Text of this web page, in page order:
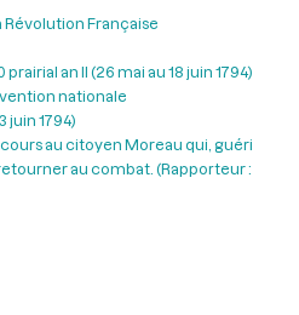
Française
prairial an II (26 mai au 18 juin 1794)
nationale
juin 1794)
au citoyen Moreau qui, guéri
au combat. (Rapporteur :